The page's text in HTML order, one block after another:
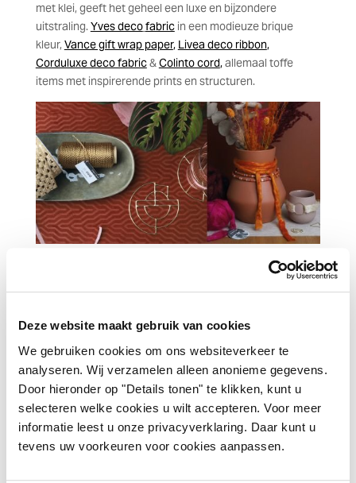
Deze website maakt gebruik van cookies
We gebruiken cookies om ons websiteverkeer te
analyseren. Wij verzamelen alleen anonieme gegevens.
Door hieronder op "Details tonen" te klikken, kunt u
selecteren welke cookies u wilt accepteren. Voor meer
informatie leest u onze privacyverklaring. Daar kunt u
tevens uw voorkeuren voor cookies aanpassen.
met klei, geeft het geheel een luxe en bijzondere
uitstraling.Yves decofabricin een modieuze brique
kleur, Vance gift wrap paper, Livea deco ribbon,
Corduluxe deco fabric&Colinto cord,allemaal toffe
items met inspirerende prints en structuren.
zijn van recycled- en/of ecologisch materiaal. Zo hebben
we bijvoorbeeldRecycled silk fiber ballsin onze collectie.
Dit product is gemaakt van zijden stofrestanten. Kijk voor
meer informatie over de Recycled silk fiber balls naar:
https://www.vivantdecorations.com/recycledsilkfiberball
s
zijn een mooie toevoeging aan je